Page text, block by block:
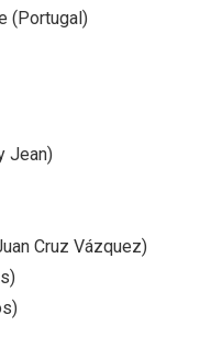
(Portugal)
Jean)
Cruz Vázquez)